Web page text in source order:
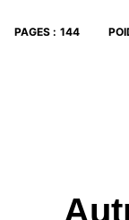
PAGES : 144